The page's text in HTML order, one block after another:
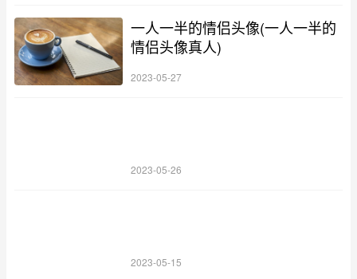
一人一半的情侣头像(一人一半的
情侣头像真人)
2023-05-27
2023-05-26
2023-05-15